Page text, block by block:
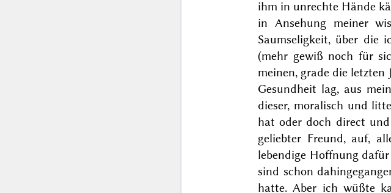
ihm in unrechte Hände
in Ansehung meiner
Saumseligkeit, über die
(mehr gewiß noch für
meinen, grade die letzten
Gesundheit lag, aus
dieser, moralisch und
hat oder doch direct
geliebter Freund, auf,
lebendige Hoffnung
sind schon
hatte. Aber ich wüßte